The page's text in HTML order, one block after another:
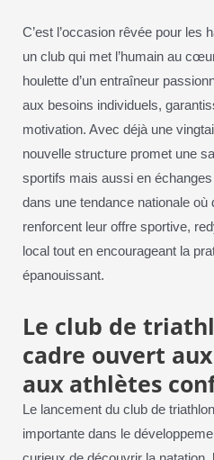
C’est l’occasion rêvée pour les
un club qui met l’humain au
houlette d’un entraîneur
aux besoins individuels,
motivation. Avec déjà une
nouvelle structure promet une
sportifs mais aussi en
dans une tendance nationale où
renforcent leur offre sportive,
local tout en encourageant la
épanouissant.
Le club de
cadre ouvert
aux athlètes
Le lancement du club de
importante dans le